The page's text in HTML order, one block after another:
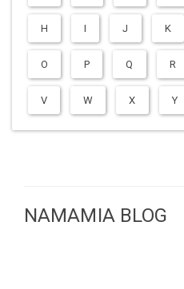
H I J K
O P Q R
V W X Y
NAMAMIA BLOG